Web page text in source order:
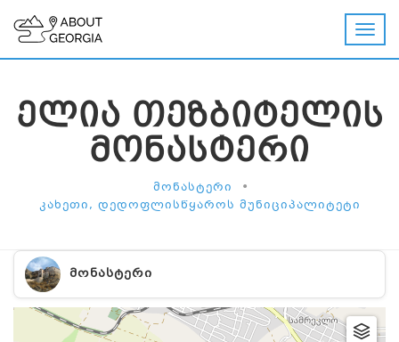
ᲔᲚᲘᲐ ᲗᲔᲖᲑᲘᲢᲔᲚᲘᲡ
ᲛᲝᲜᲐᲡᲢᲔᲠᲘ
ᲛᲝᲜᲐᲡᲢᲔᲠᲘ •
ᲙᲐᲮᲔᲗᲘ, ᲓᲔᲓᲝᲤᲚᲘᲡᲬᲧᲐᲠᲝᲡ ᲛᲣᲜᲘᲪᲘᲞᲐᲚᲘᲢᲔᲢᲘ
ᲛᲝᲜᲐᲡᲢᲔᲠᲘ